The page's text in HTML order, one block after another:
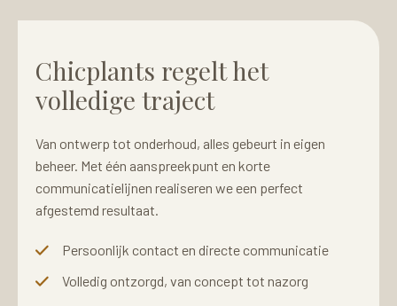
Chicplants regelt het
volledige traject
Van ontwerp tot onderhoud, alles gebeurt in eigen
beheer. Met één aanspreekpunt en korte
communicatielijnen realiseren we een perfect
afgestemd resultaat.
Persoonlijk contact en directe communicatie
Volledig ontzorgd, van concept tot nazorg